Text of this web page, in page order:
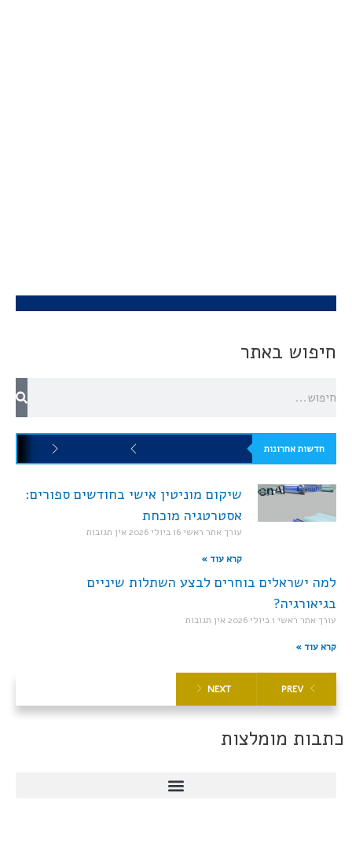
חיפוש באתר
חדשות אחרונות
שיקום מוניטין אישי בחודשים ספורים:
אסטרטגיה מוכחת
עורך אתר ראשי16 ביולי 2026 אין תגובות
קרא עוד »
למה ישראלים בוחרים לבצע השתלות שיניים
בגיאורגיה?
עורך אתר ראשי 1 ביולי 2026 אין תגובות
קרא עוד »
PREV
NEXT
כתבות מומלצות